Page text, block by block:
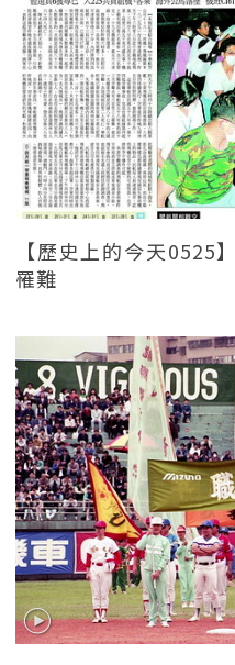
【歷史上的今天0525
罹難